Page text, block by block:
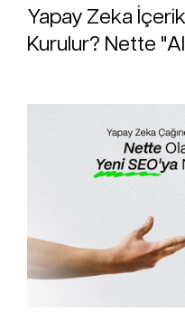
Yapay Zeka
Kurulur? Nette